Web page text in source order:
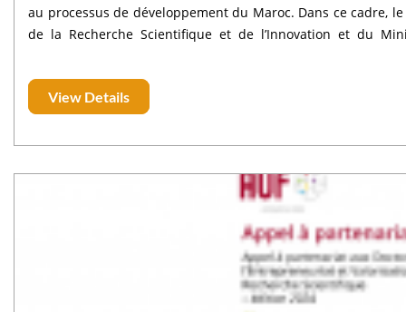
au processus de développement du Maroc. Dans ce cadre,
de la Recherche Scientifique et de l’Innovation et du
pour soutenir la réalisation de travaux de recherche et
et bénéficiant à une université publique ou à un
View Details